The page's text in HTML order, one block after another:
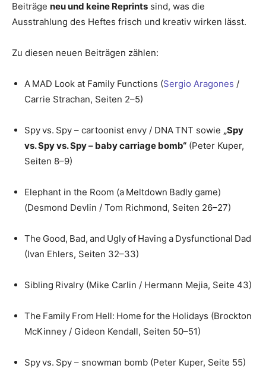
Beiträge neu und keine Reprints sind, was die
Ausstrahlung des Heftes frisch und kreativ wirken lässt.
Zu diesen neuen Beiträgen zählen:
A MAD Look at Family Functions (Sergio Aragones /
Carrie Strachan, Seiten 2–5)
Spy vs. Spy – cartoonist envy / DNA TNT sowie „Spy
vs. Spy vs. Spy – baby carriage bomb“ (Peter Kuper,
Seiten 8–9)
Elephant in the Room (a Meltdown Badly game)
(Desmond Devlin / Tom Richmond, Seiten 26–27)
The Good, Bad, and Ugly of Having a Dysfunctional Dad
(Ivan Ehlers, Seiten 32–33)
Sibling Rivalry (Mike Carlin / Hermann Mejia, Seite 43)
The Family From Hell: Home for the Holidays (Brockton
McKinney / Gideon Kendall, Seiten 50–51)
Spy vs. Spy – snowman bomb (Peter Kuper, Seite 55)